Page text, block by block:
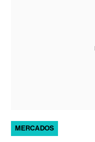
MERCADOS